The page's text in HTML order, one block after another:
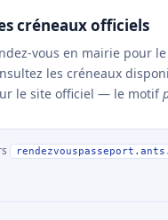
créneaux officiels
vous en mairie pour
les créneaux
le site officiel — le motif